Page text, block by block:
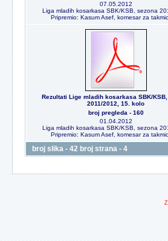
07.05.2012
Liga mladih kosarkasa SBK/KSB, sezona
Pripremio: Kasum Asef, komesar za
Rezultati Lige mladih kosarkasa SBK/KSB,
2011/2012, 15. kolo
broj pregleda - 160
01.04.2012
Liga mladih kosarkasa SBK/KSB, sezona
Pripremio: Kasum Asef, komesar za
broj slika - 42 broj strana - 4